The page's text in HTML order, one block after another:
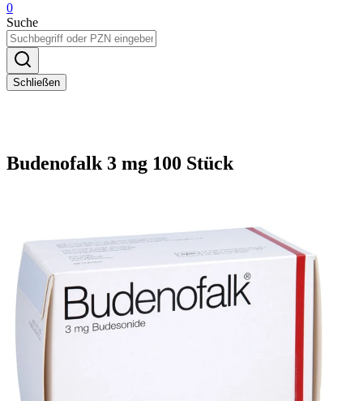
0
Suche
Schließen
Budenofalk 3 mg 100 Stück